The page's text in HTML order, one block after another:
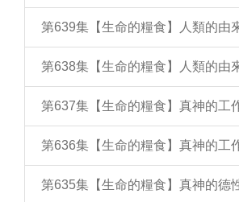
第639集【生命的糧食】人類的由
第638集【生命的糧食】人類的由
第637集【生命的糧食】真神的工
第636集【生命的糧食】真神的工
第635集【生命的糧食】真神的德